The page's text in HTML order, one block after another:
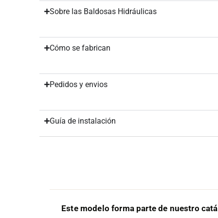
Sobre las Baldosas Hidráulicas
Cómo se fabrican
Pedidos y envios
Guía de instalación
Este modelo forma parte de nuestro